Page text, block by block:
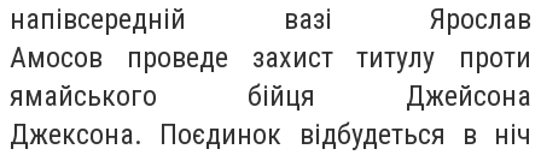
напівсередній вазі Ярослав
Амосов проведе захист титулу проти
ямайського бійця Джейсона
Джексона. Поєдинок відбудеться в ніч